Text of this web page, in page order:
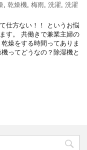
乾燥機 梅雨 洗濯 洗濯
仕方ない！！ というお悩
す。 共働きで兼業主婦の
燥をする時間ってありま
ってどうなの？除湿機と